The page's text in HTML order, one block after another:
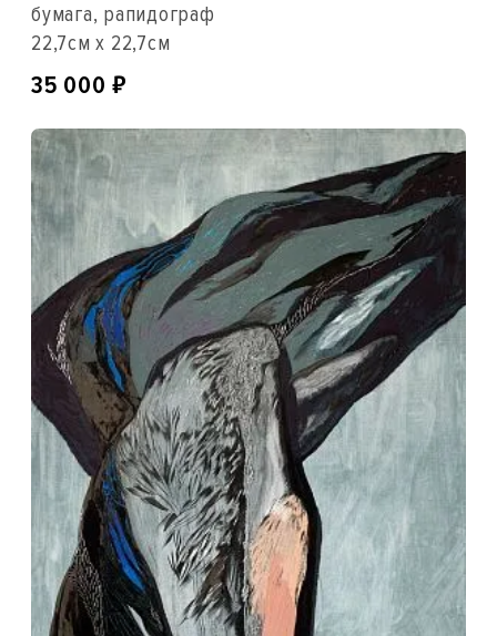
бумага, рапидограф
22,7см x 22,7см
35 000₽